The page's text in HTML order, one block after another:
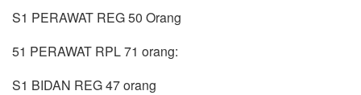
S1 PERAWAT REG 50 Orang
51 PERAWAT RPL 71 orang:
S1 BIDAN REG 47 orang